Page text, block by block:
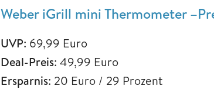
Weber iGrill mini Thermometer
UVP: 69,99 Euro
Deal-Preis: 49,99 Euro
Ersparnis: 20 Euro / 29 Prozent